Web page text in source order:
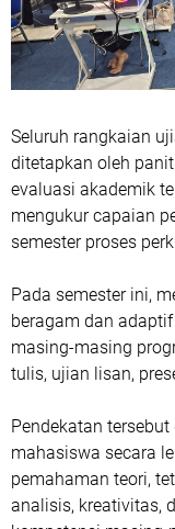
Seluruh rangkaian
ditetapkan oleh
evaluasi akademik
mengukur capaian
semester proses
Pada semester ini,
beragam dan
masing-masing
tulis, ujian lisan,
Pendekatan
mahasiswa secara
pemahaman teori,
analisis, kreativitas,